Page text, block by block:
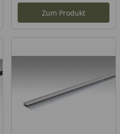
Zum Produkt